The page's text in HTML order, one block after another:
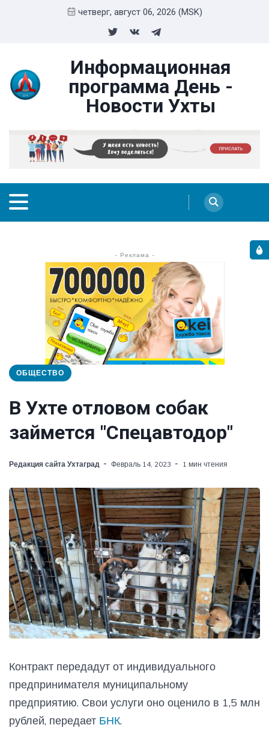
четверг, август 06, 2026 (MSK)
Информационная
программа День -
Новости Ухты
- Реклама -
ОБЩЕСТВО
В Ухте отловом собак
займется "Спецавтодор"
Редакция сайта Ухтаград Февраль 14, 2023 1 мин чтения
Контракт передадут от индивидуального
предпринимателя муниципальному
предприятию. Свои услуги оно оценило в 1,5 млн
рублей, передает БНК.